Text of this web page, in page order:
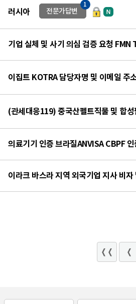
러시아 전문가답변
1
이집트 KOTRA 담당자명 및 이메일 주
(관세대응119) 중국산펠트직물 및 합
이라크 바스라 지역 외국기업 지사 비자